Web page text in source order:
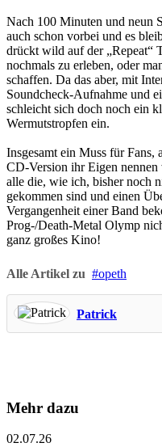
Nach 100 Minuten und neun
auch schon vorbei und es
drückt wild auf der „Repeat“
nochmals zu erleben, oder
schaffen. Da das aber, mit
Soundcheck-Aufnahme und
schleicht sich doch noch ein
Wermutstropfen ein.
Insgesamt ein Muss für Fans,
CD-Version ihr Eigen
alle die, wie ich, bisher noch
gekommen sind und einen
Vergangenheit einer Band
Prog-/Death-Metal Olymp
ganz großes Kino!
Alle Artikel zu opeth
Patrick
Mehr dazu
02.07.26